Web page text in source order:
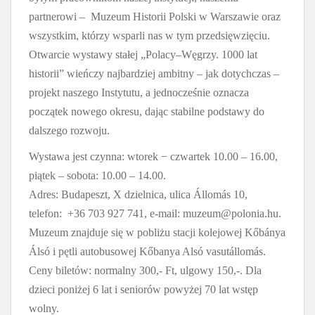
partnerowi – Muzeum Historii Polski w Warszawie oraz
wszystkim, którzy wsparli nas w tym przedsięwzięciu.
Otwarcie wystawy stałej „Polacy–Węgrzy. 1000 lat
historii” wieńczy najbardziej ambitny – jak dotychczas –
projekt naszego Instytutu, a jednocześnie oznacza
początek nowego okresu, dając stabilne podstawy do
dalszego rozwoju.
Wystawa jest czynna: wtorek − czwartek 10.00 – 16.00,
piątek – sobota: 10.00 – 14.00.
Adres: Budapeszt, X dzielnica, ulica Állomás 10,
telefon: +36 703 927 741, e-mail: muzeum@polonia.hu.
Muzeum znajduje się w pobliżu stacji kolejowej Kőbánya
Álsó i pętli autobusowej Kőbanya Alsó vasutállomás.
Ceny biletów: normalny 300,- Ft, ulgowy 150,-. Dla
dzieci poniżej 6 lat i seniorów powyżej 70 lat wstęp
wolny.